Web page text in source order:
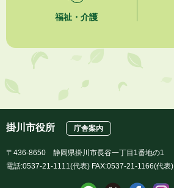
福祉・介護
掛川市役所 庁舎案内
〒436-8650 静岡県掛川市長谷一丁目1番地の1
電話:0537-21-1111(代表) FAX:0537-21-1166(代表)